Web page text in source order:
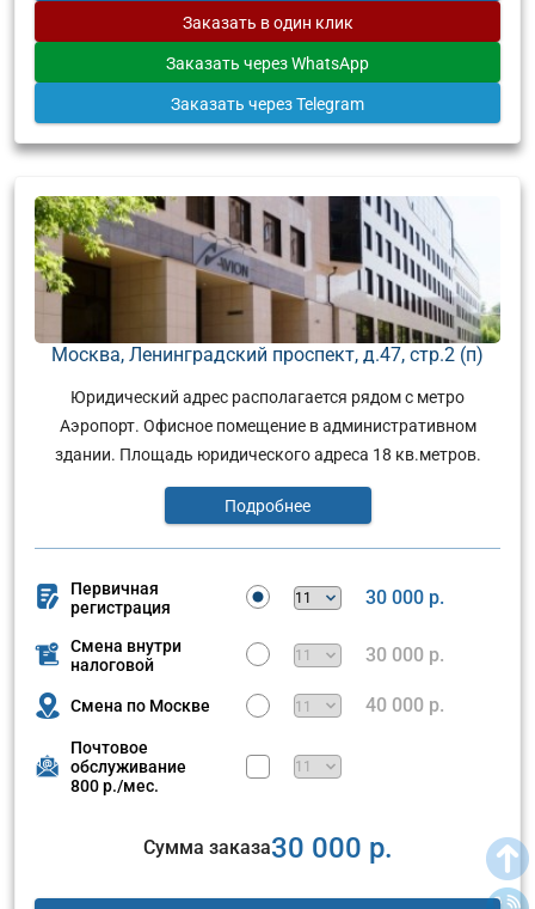
Заказать в один клик
Заказать через WhatsApp
Заказать через Telegram
Москва, Ленинградский проспект, д.47, стр.2 (п)
Юридический адрес располагается рядом с метро
Аэропорт. Офисное помещение в административном
здании. Площадь юридического адреса 18 кв.метров.
Подробнее
Первичная
регистрация
30 000 р.
Смена внутри
налоговой
30 000 р.
Смена по Москве 40 000 р.
Почтовое
обслуживание
800 р./мес.
Сумма заказа30 000 р.